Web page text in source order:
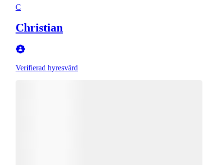
C
Christian
Verifierad hyresvärd